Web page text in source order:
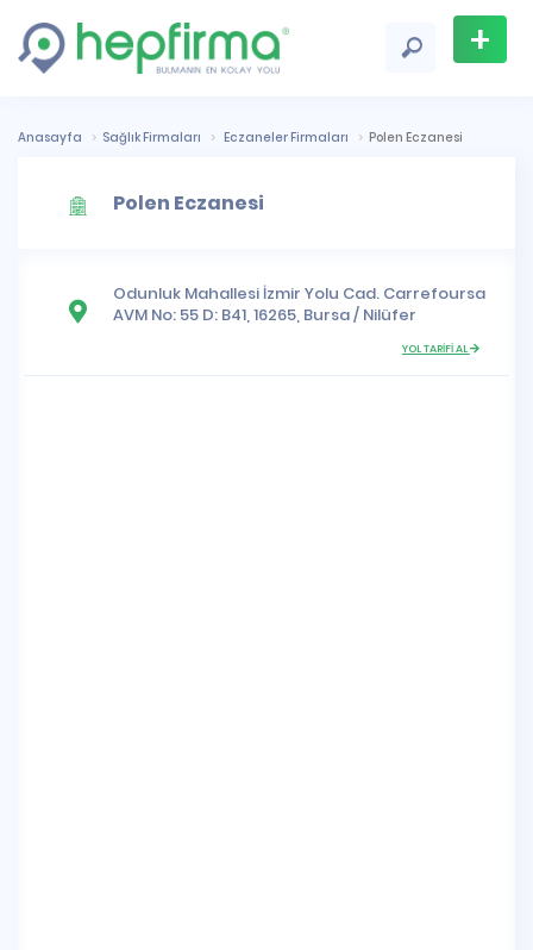
+
Ekle
Anasayfa Sağlık Firmaları Eczaneler Firmaları Polen Eczanesi
Polen Eczanesi
Odunluk Mahallesi İzmir Yolu Cad. Carrefoursa
AVM No: 55 D: B41, 16265, Bursa/ Nilüfer
YOL TARİFİ AL